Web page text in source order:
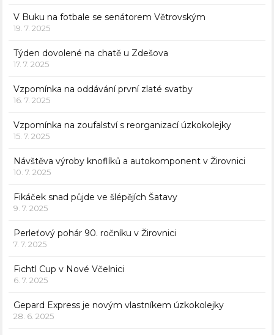
V Buku na fotbale se senátorem Větrovským
19. 7. 2025
Týden dovolené na chatě u Zdešova
17. 7. 2025
Vzpomínka na oddávání první zlaté svatby
16. 7. 2025
Vzpomínka na zoufalství s reorganizací úzkokolejky
15. 7. 2025
Návštěva výroby knoflíků a autokomponent v Žirovnici
10. 7. 2025
Fikáček snad půjde ve šlépějích Šatavy
9. 7. 2025
Perleťový pohár 90. ročníku v Žirovnici
7. 7. 2025
Fichtl Cup v Nové Včelnici
6. 7. 2025
Gepard Express je novým vlastníkem úzkokolejky
28. 6. 2025